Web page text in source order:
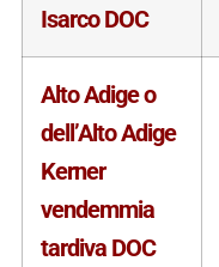
Isarco DOC
Alto Adige o
dell’Alto Adige
Kerner
vendemmia
tardiva DOC